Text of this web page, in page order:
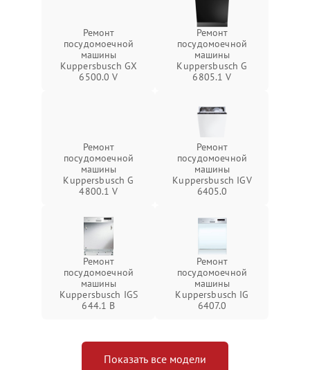
Ремонт
посудомоечной
машины
Kuppersbusch GX
6500.0 V
Ремонт
посудомоечной
машины
Kuppersbusch G
6805.1 V
Ремонт
посудомоечной
машины
Kuppersbusch G
4800.1 V
Ремонт
посудомоечной
машины
Kuppersbusch IGV
6405.0
Ремонт
посудомоечной
машины
Kuppersbusch IGS
644.1 B
Ремонт
посудомоечной
машины
Kuppersbusch IG
6407.0
Показать все модели